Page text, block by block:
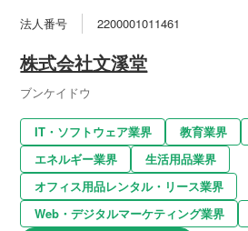
法人番号 2200001011461
株式会社文溪堂
ブンケイドウ
IT・ソフトウェア業界 教育業界
エネルギー業界
生活用品業界
オフィス用品レンタル・リース業界
Web・デジタルマーケティング業界